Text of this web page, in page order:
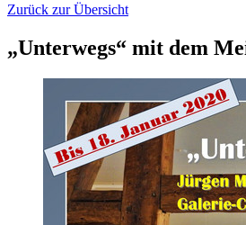
Zurück zur Übersicht
„Unterwegs“ mit dem